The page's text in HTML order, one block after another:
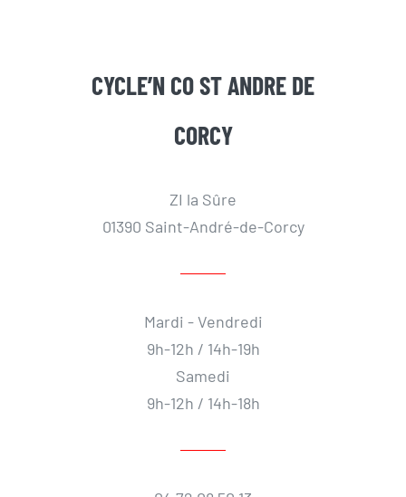
CYCLE’N CO ST ANDRE DE
CORCY
ZI la Sûre
01390 Saint-André-de-Corcy
Mardi - Vendredi
9h-12h / 14h-19h
Samedi
9h-12h / 14h-18h